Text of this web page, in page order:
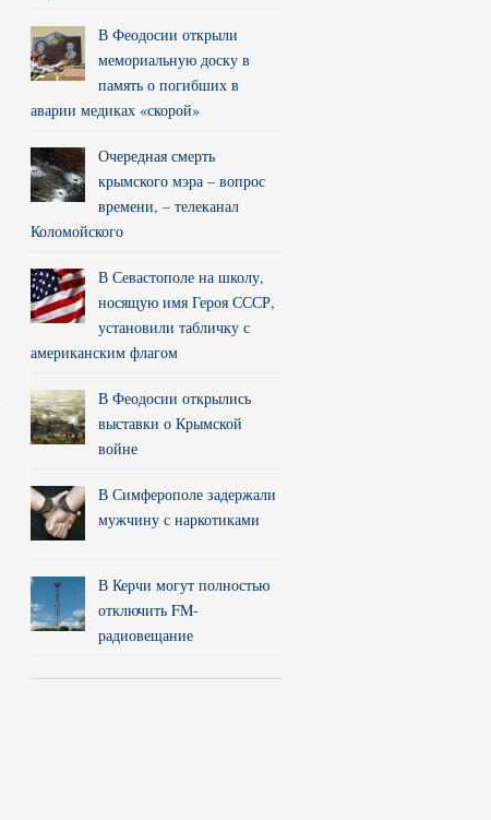
В Феодосии открыли
мемориальную доску в
память о погибших в
аварии медиках «скорой»
Очередная смерть
крымского мэра – вопрос
времени, – телеканал
Коломойского
В Севастополе на школу,
носящую имя Героя СССР,
установили табличку с
американским флагом
В Феодосии открылись
выставки о Крымской
войне
В Симферополе задержали
мужчину с наркотиками
В Керчи могут полностью
отключить FM-
радиовещание